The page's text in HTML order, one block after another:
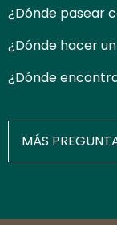
¿Dónde pasear
¿Dónde hacer
¿Dónde
MÁS